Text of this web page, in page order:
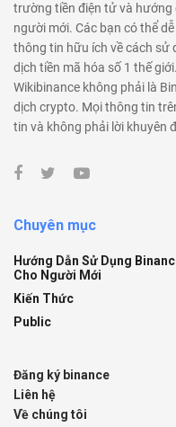
trường tiền điện tử và
người mới. Các bạn có thể
thông tin hữu ích về cách sử
dịch tiền mã hóa số 1 thế giới.
Wikibinance không phải là
dịch crypto. Mọi thông tin
tin và không phải lời khuyên
Chuyên mục
Hướng Dẫn Sử Dụng
Cho Người Mới
Kiến Thức
Public
Đăng ký binance
Liên hệ
Về chúng tôi